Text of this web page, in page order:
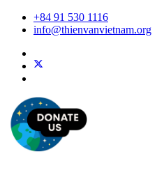
+84 91 530 1116
info@thienvanvietnam.org